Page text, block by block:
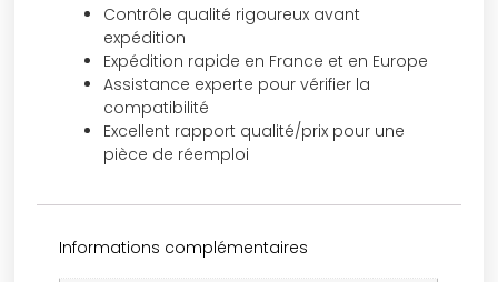
Contrôle qualité rigoureux avant
expédition
Expédition rapide en France et en Europe
Assistance experte pour vérifier la
compatibilité
Excellent rapport qualité/prix pour une
pièce de réemploi
Informations complémentaires